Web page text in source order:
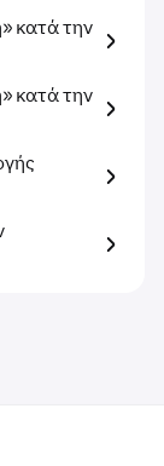
κατά την
κατά την